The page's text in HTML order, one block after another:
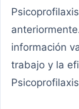
información
trabajo y la